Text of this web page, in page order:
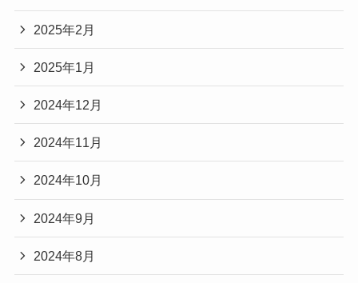
2025年2月
2025年1月
2024年12月
2024年11月
2024年10月
2024年9月
2024年8月